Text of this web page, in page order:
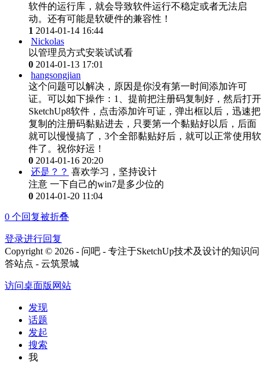
软件的运行库，就会导致软件运行不稳定或者无法启
动。还有可能是软硬件的兼容性！
1 2014-01-14 16:44
Nickolas
以管理员方式安装试试看
0 2014-01-13 17:01
hangsongjian
这个问题可以解决，原因是你没有第一时间添加许可
证。可以如下操作：1、提前把注册码复制好，然后打开
SketchUp8软件，点击添加许可证，弹出框以后，迅速把
复制的注册码黏贴进去，只要第一个黏贴好以后，后面
就可以慢慢搞了，3个全部黏贴好后，就可以正常使用软
件了。祝你好运！
0 2014-01-16 20:20
还是？？ 喜欢学习，坚持设计
注意 一下自己的win7是多少位的
0 2014-01-20 11:04
0 个回复被折叠
登录进行回复
Copyright © 2026 - 问吧 - 专注于SketchUp技术及设计的知识问
答站点 - 云筑景城
访问桌面版网站
发现
话题
发起
搜索
我